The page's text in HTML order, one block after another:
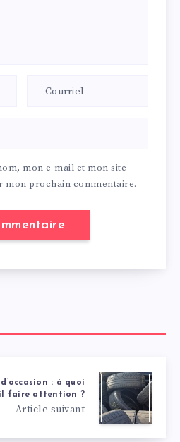
mon e-mail et mon site
mon prochain commentaire.
: à quoi
faire attention ?
Article suivant